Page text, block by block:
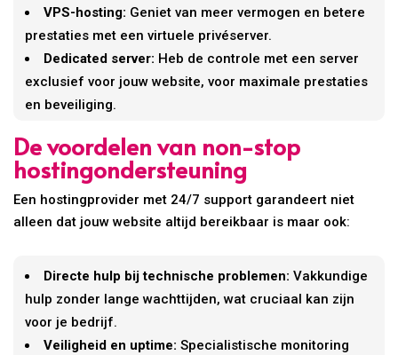
VPS-hosting: Geniet van meer vermogen en betere
prestaties met een virtuele privéserver.
Dedicated server: Heb de controle met een server
exclusief voor jouw website, voor maximale prestaties
en beveiliging.
De voordelen van non-stop
hostingondersteuning
Een hostingprovider met 24/7 support garandeert niet
alleen dat jouw website altijd bereikbaar is maar ook:
Directe hulp bij technische problemen: Vakkundige
hulp zonder lange wachttijden, wat cruciaal kan zijn
voor je bedrijf.
Veiligheid en uptime: Specialistische monitoring